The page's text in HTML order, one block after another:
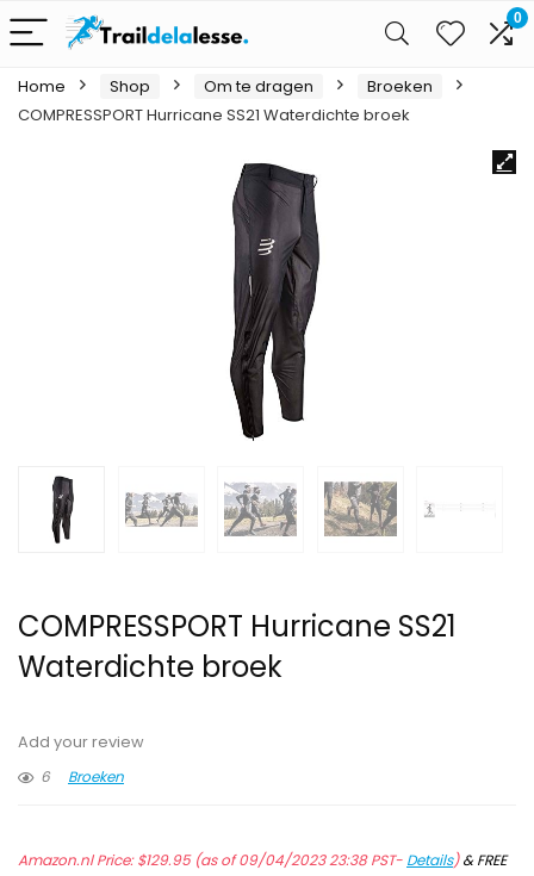
0
Home Shop Om te dragen
Broeken
COMPRESSPORT Hurricane SS21 Waterdichte broek
COMPRESSPORT Hurricane SS21
Waterdichte broek
Add your review
6
Broeken
Amazon.nl Price:$129.95(as of 09/04/2023 23:38 PST- Details)&FREE